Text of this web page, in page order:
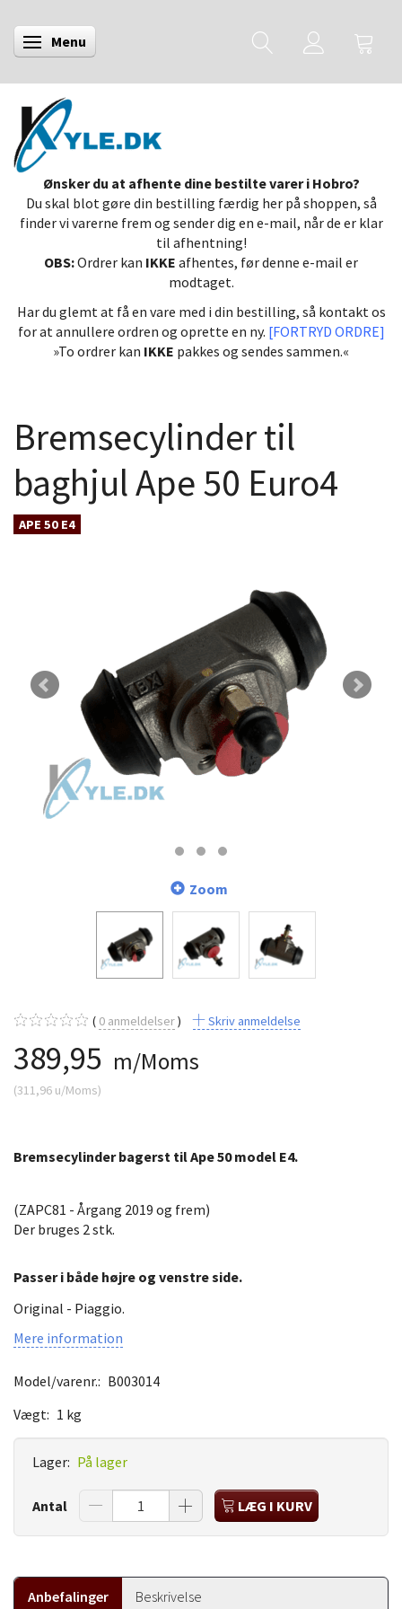
Skifte navigation
Menu
Ønsker du at afhente dine bestilte varer i Hobro?
Du skal blot gøre din bestilling færdig her på shoppen, så
finder vi varerne frem og sender dig en e-mail, når de er klar
til afhentning!
OBS:Ordrer kan IKKE afhentes, før denne e-mail er
modtaget.
Har du glemt at få en vare med i din bestilling, så kontakt os
for at annullere ordren og oprette en ny. [FORTRYD ORDRE]
»To ordrer kan IKKE pakkes og sendes sammen.«
Bremsecylinder til
baghjul Ape 50 Euro4
APE 50 E4
Zoom
0 anmeldelser Skriv anmeldelse
389,95 m/Moms
(311,96 u/Moms)
Bremsecylinder bagerst til Ape 50 model E4.
(ZAPC81 - Årgang 2019 og frem)
Der bruges 2 stk.
Passer i både højre og venstre side.
Original - Piaggio.
Mere information
Model/varenr.: B003014
Vægt: 1 kg
Lager: På lager
Antal LÆG I KURV
Anbefalinger Beskrivelse